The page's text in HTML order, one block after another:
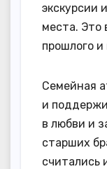
экскурсии
места. Это
прошлого
Семейная
и
в любви и
старших
считались